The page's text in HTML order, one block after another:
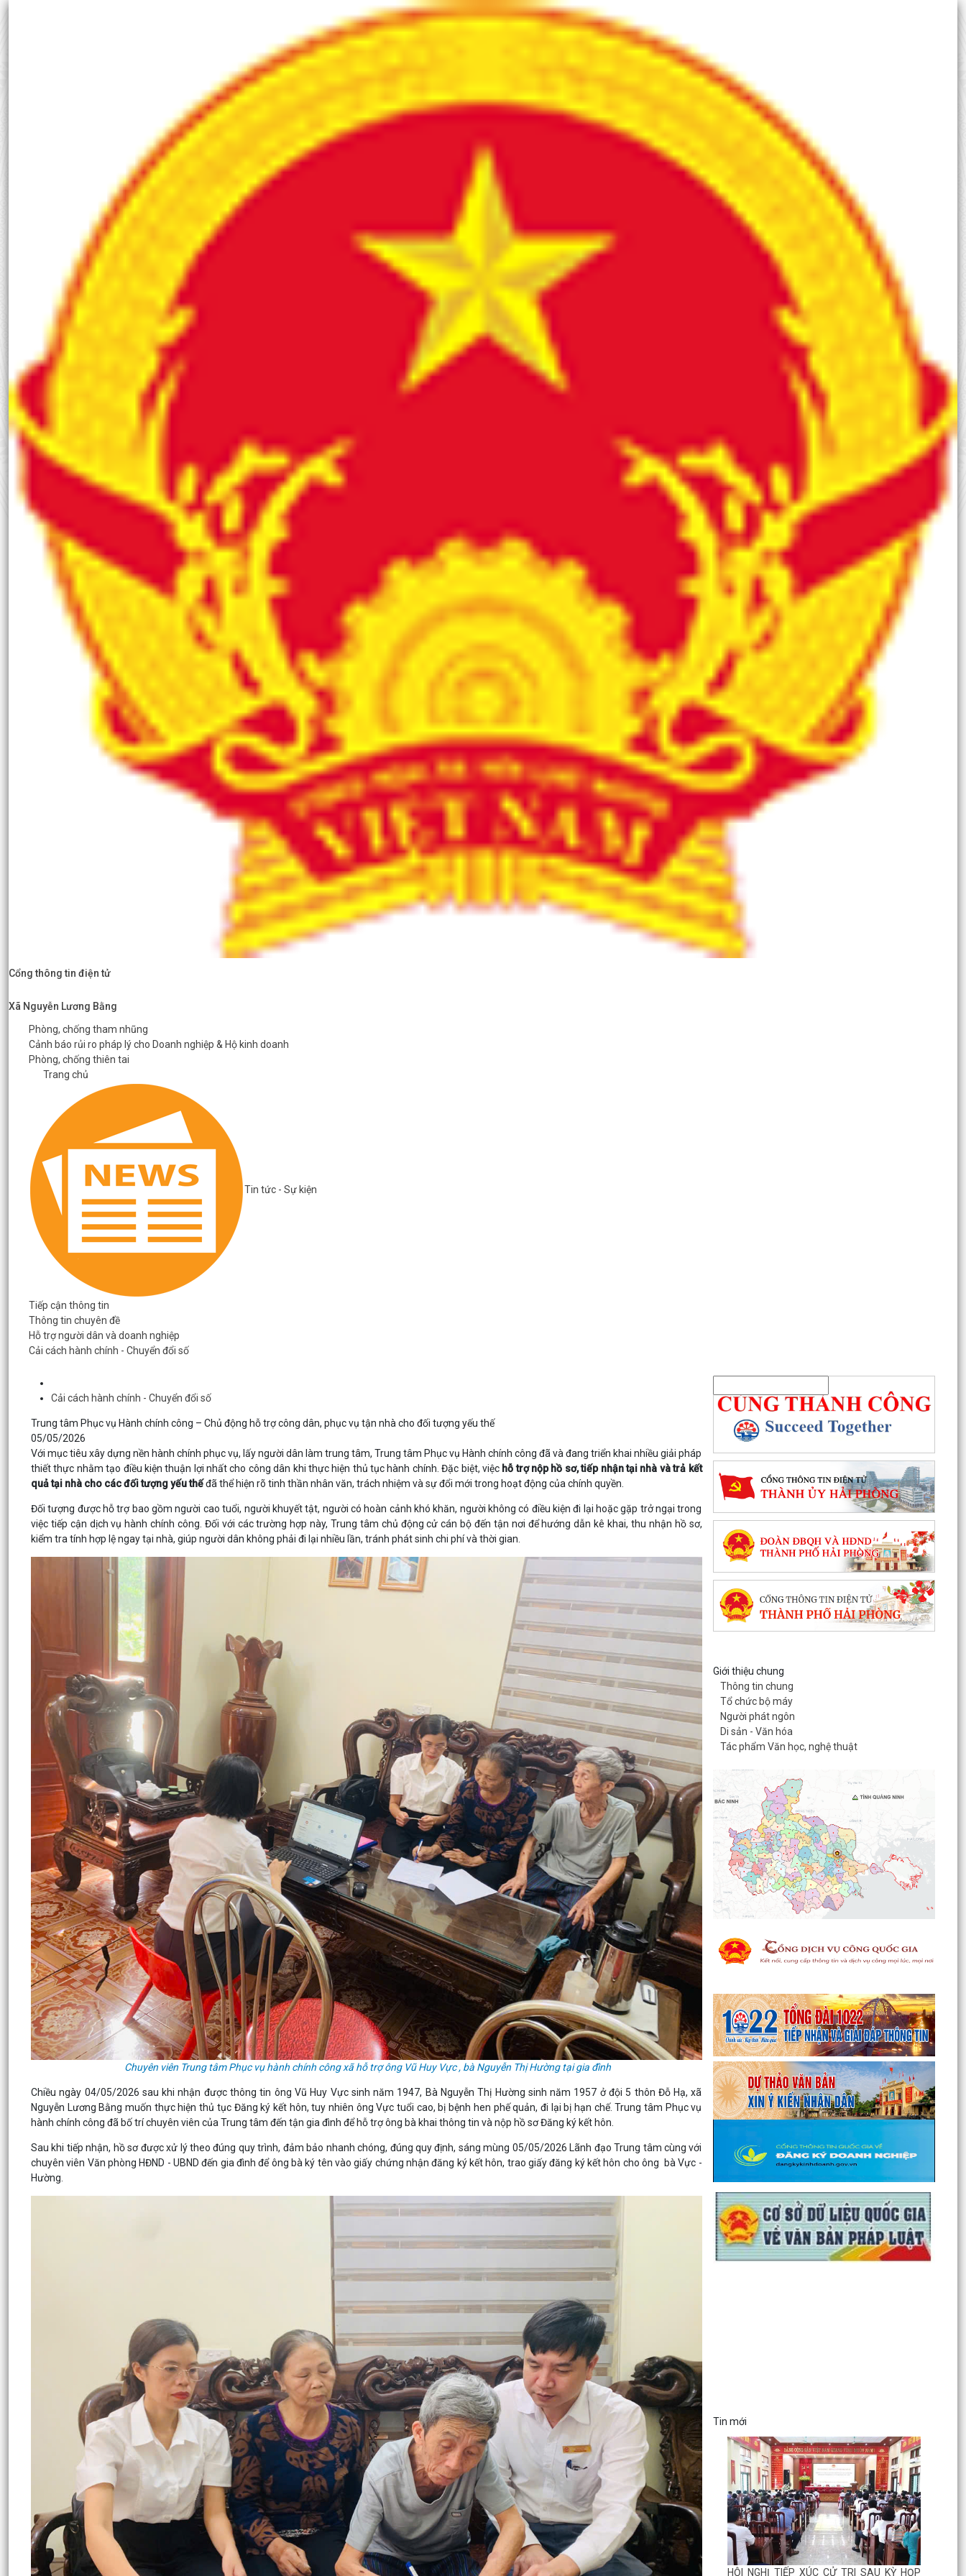
Cổng thông tin điện tử
Xã Nguyễn Lương Bằng
Phòng, chống tham nhũng
Cảnh báo rủi ro pháp lý cho Doanh nghiệp & Hộ kinh doanh
Phòng, chống thiên tai
Trang chủ
Tin tức - Sự kiện
Tiếp cận thông tin
Thông tin chuyên đề
Hỗ trợ người dân và doanh nghiệp
Cải cách hành chính - Chuyển đổi số
Cải cách hành chính - Chuyển đổi số
Trung tâm Phục vụ Hành chính công – Chủ động hỗ trợ công dân, phục vụ tận nhà cho đối tượng yếu thế
05/05/2026
Với mục tiêu xây dựng nền hành chính phục vụ, lấy người dân làm trung tâm, Trung tâm Phục vụ Hành chính công đã và đang triển khai nhiều giải pháp
thiết thực nhằm tạo điều kiện thuận lợi nhất cho công dân khi thực hiện thủ tục hành chính. Đặc biệt, việc hỗ trợ nộp hồ sơ, tiếp nhận tại nhà và trả kết
quả tại nhà cho các đối tượng yếu thếđã thể hiện rõ tinh thần nhân văn, trách nhiệm và sự đổi mới trong hoạt động của chính quyền.
Đối tượng được hỗ trợ bao gồm người cao tuổi, người khuyết tật, người có hoàn cảnh khó khăn, người không có điều kiện đi lại hoặc gặp trở ngại trong
việc tiếp cận dịch vụ hành chính công. Đối với các trường hợp này, Trung tâm chủ động cử cán bộ đến tận nơi để hướng dẫn kê khai, thu nhận hồ sơ,
kiểm tra tính hợp lệ ngay tại nhà, giúp người dân không phải đi lại nhiều lần, tránh phát sinh chi phí và thời gian.
Chuyên viên Trung tâm Phục vụ hành chính công xã hỗ trợ ông Vũ Huy Vực , bà Nguyễn Thị Hường tại gia đình
Chiều ngày 04/05/2026 sau khi nhận được thông tin ông Vũ Huy Vực sinh năm 1947, Bà Nguyễn Thị Hường sinh năm 1957 ở đội 5 thôn Đỗ Hạ, xã
Nguyễn Lương Bằng muốn thực hiện thủ tục Đăng ký kết hôn, tuy nhiên ông Vực tuổi cao, bị bệnh hen phế quản, đi lại bị hạn chế. Trung tâm Phục vụ
hành chính công đã bố trí chuyên viên của Trung tâm đến tận gia đình để hỗ trợ ông bà khai thông tin và nộp hồ sơ Đăng ký kết hôn.
Sau khi tiếp nhận, hồ sơ được xử lý theo đúng quy trình, đảm bảo nhanh chóng, đúng quy định, sáng mùng 05/05/2026 Lãnh đạo Trung tâm cùng với
chuyên viên Văn phòng HĐND - UBND đến gia đình để ông bà ký tên vào giấy chứng nhận đăng ký kết hôn, trao giấy đăng ký kết hôn cho ông bà Vực -
Hường.
Giới thiệu chung
Thông tin chung
Tổ chức bộ máy
Người phát ngôn
Di sản - Văn hóa
Tác phẩm Văn học, nghệ thuật
Tin mới
HỘI NGHỊ TIẾP XÚC CỬ TRI SAU KỲ HỌP